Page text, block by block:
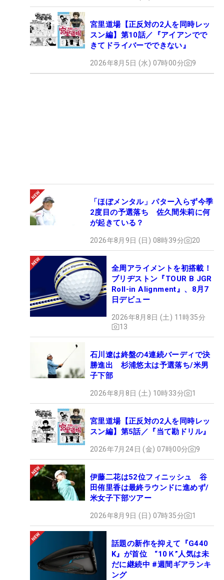
宮里道場【正反対の2人を同時レッ
スン編】第10話／『アイアンでで
きてドライバーでできない』
2026年8月5日 (水) 07時00分 9
「ほぼメンタル」パター入らず今季
2度目の予選落ち 佐久間朱莉に何
が起きている？
2026年8月9日 (日) 08時39分 20
全周アライメントを初搭載！
ブリヂストン『TOUR B JGR
Roll-in Alignment』、8月7
日デビュー
2026年8月8日 (土) 11時35分
13
石川遼は終盤の4連続バーディで決
勝進出 杉浦悠太は予選落ち/米男
子下部
2026年8月8日 (土) 10時33分 1
宮里道場【正反対の2人を同時レッ
スン編】第5話／『当て勘ドリル』
2026年7月24日 (金) 07時00分 9
伊藤二花は52位フィニッシュ 谷
田侑里香は最終ラウンドに進めず/
米女子下部ツアー
2026年8月9日 (日) 07時35分 1
話題の新作を抑えて『G440
K』が首位 “10Ｋ”人気は未
だに継続中 #週間ギアランキ
ング